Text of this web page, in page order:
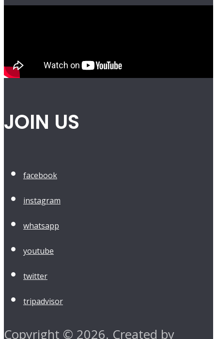
JOIN US
facebook
instagram
whatsapp
youtube
twitter
tripadvisor
Copyright © 2026. Created by